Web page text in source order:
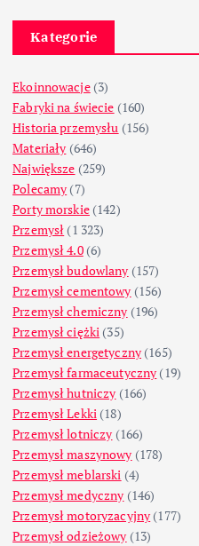
Kategorie
Ekoinnowacje(3)
Fabryki na świecie (160)
Historia przemysłu (156)
Materiały (646)
Największe (259)
Polecamy (7)
Porty morskie(142)
Przemysł (1 323)
Przemysł 4.0(6)
Przemysł budowlany (157)
Przemysł cementowy (156)
Przemysł chemiczny (196)
Przemysł ciężki (35)
Przemysł energetyczny (165)
Przemysł farmaceutyczny (19)
Przemysł hutniczy (166)
Przemysł Lekki (18)
Przemysł lotniczy (166)
Przemysł maszynowy (178)
Przemysł meblarski (4)
Przemysł medyczny (146)
Przemysł motoryzacyjny (177)
Przemysł odzieżowy (13)